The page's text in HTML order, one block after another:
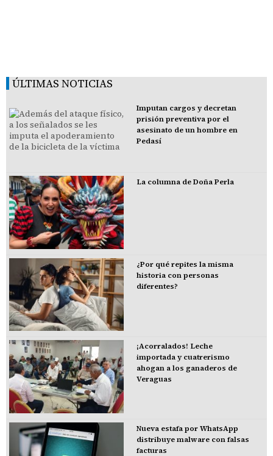
ÚLTIMAS NOTICIAS
Imputan cargos y decretan
prisión preventiva por el
asesinato de un hombre en
Pedasí
La columna de Doña Perla
¿Por qué repites la misma
historia con personas
diferentes?
¡Acorralados! Leche
importada y cuatrerismo
ahogan a los ganaderos de
Veraguas
Nueva estafa por WhatsApp
distribuye malware con falsas
facturas